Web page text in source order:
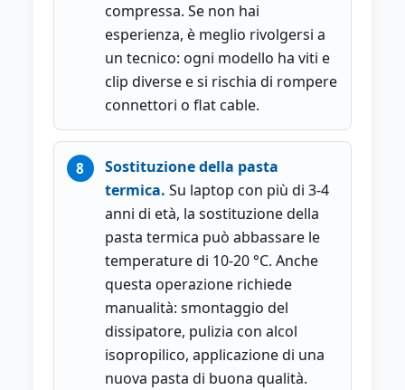
compressa. Se non hai
esperienza, è meglio rivolgersi a
un tecnico: ogni modello ha viti e
clip diverse e si rischia di rompere
connettori o flat cable.
Sostituzione della pasta
termica. Su laptop con più di 3-4
anni di età, la sostituzione della
pasta termica può abbassare le
temperature di 10-20 °C. Anche
questa operazione richiede
manualità: smontaggio del
dissipatore, pulizia con alcol
isopropilico, applicazione di una
nuova pasta di buona qualità.